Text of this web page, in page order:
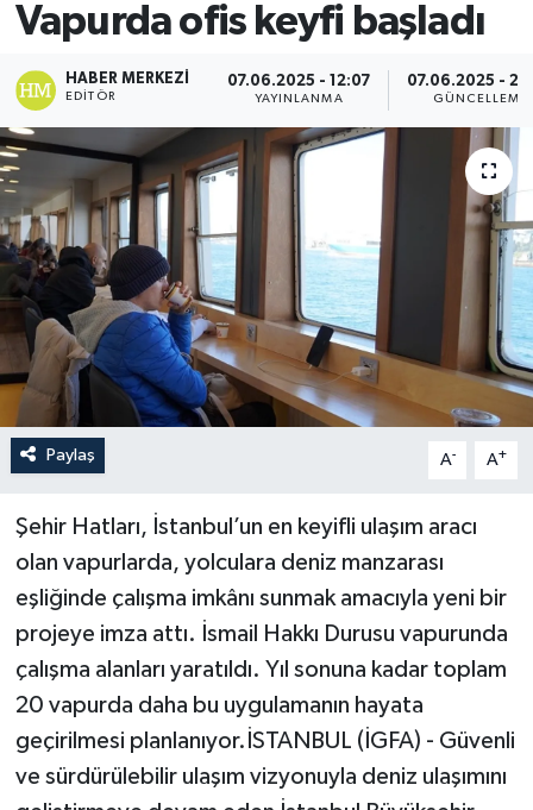
Vapurda ofis keyfi başladı
HABER MERKEZI
EDITÖR
07.06.2025 - 12:07
YAYINLANMA
07.06.2025 -
GÜNCELLEME
Paylaş A- A+
Şehir Hatları, İstanbul’un en keyifli ulaşım aracı
olan vapurlarda, yolculara deniz manzarası
eşliğinde çalışma imkânı sunmak amacıyla yeni bir
projeye imza attı. İsmail Hakkı Durusu vapurunda
çalışma alanları yaratıldı. Yıl sonuna kadar toplam
20 vapurda daha bu uygulamanın hayata
geçirilmesi planlanıyor.İSTANBUL (İGFA) - Güvenli
ve sürdürülebilir ulaşım vizyonuyla deniz ulaşımını
Son Dakika Haberleri
Haber Arşivi